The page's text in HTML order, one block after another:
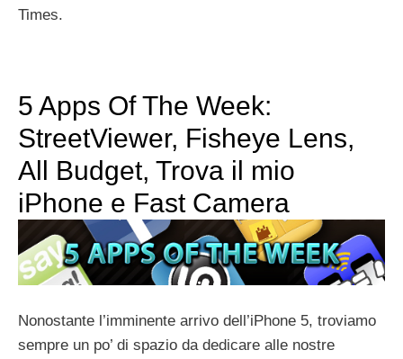
Times.
5 Apps Of The Week:
StreetViewer, Fisheye Lens,
All Budget, Trova il mio
iPhone e Fast Camera
Nonostante l’imminente arrivo dell’iPhone 5, troviamo
sempre un po’ di spazio da dedicare alle nostre